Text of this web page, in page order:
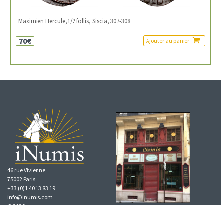
Maximien Hercule,1/2 follis, Siscia, 307-308
70€ Ajouter au panier
46 rue Vivienne,
75002 Paris
+33 (0)1 40 13 83 19
info@inumis.com